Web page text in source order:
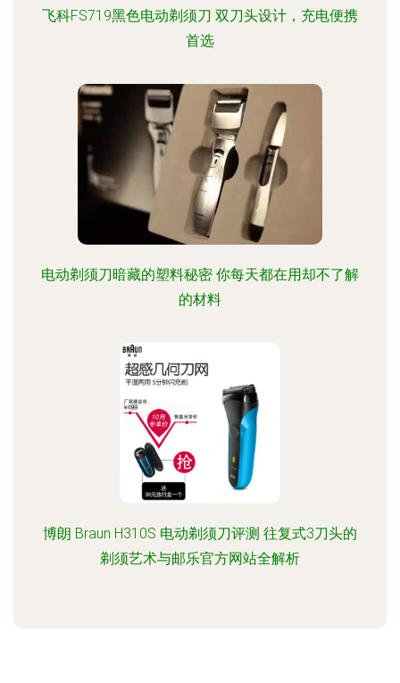
飞科FS719黑色电动剃须刀 双刀头设计，充电便携
首选
电动剃须刀暗藏的塑料秘密 你每天都在用却不了解
的材料
博朗 Braun H310S 电动剃须刀评测 往复式3刀头的
剃须艺术与邮乐官方网站全解析